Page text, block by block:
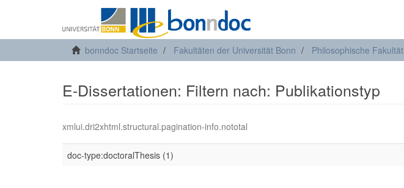
bonndoc Startseite Fakultäten der Universität Bonn Philosophische Fakultät
E-Dissertationen: Filtern nach: Publikationstyp
xmlui.dri2xhtml.structural.pagination-info.nototal
doc-type:doctoralThesis (1)